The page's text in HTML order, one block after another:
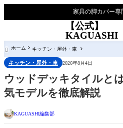
家具の脚カバー専
【公式】
KAGUASHI
 ホーム キッチン・屋外・車
キッチン・屋外・車 2026年8月4日
ウッドデッキタイルと
気モデルを徹底解説
KAGUASHI編集部